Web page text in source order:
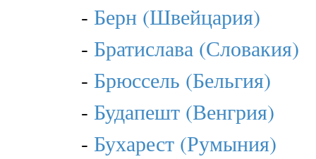
- Берн (Швейцария)
- Братислава (Словакия)
- Брюссель (Бельгия)
- Будапешт (Венгрия)
- Бухарест (Румыния)